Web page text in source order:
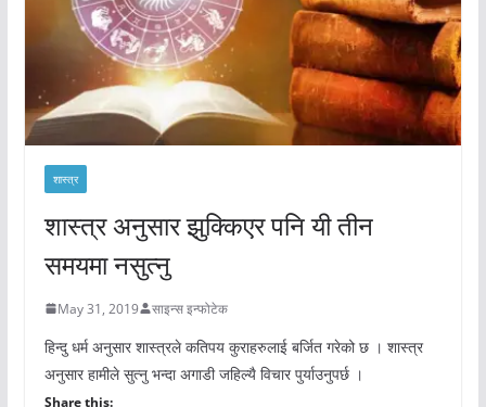
शास्त्र
शास्त्र अनुसार झुक्किएर पनि यी तीन
समयमा नसुत्नु
May 31, 2019 साइन्स इन्फोटेक
हिन्दु धर्म अनुसार शास्त्रले कतिपय कुराहरुलाई बर्जित गरेको छ । शास्त्र
अनुसार हामीले सुत्नु भन्दा अगाडी जहिल्यै विचार पुर्याउनुपर्छ ।
Share this: